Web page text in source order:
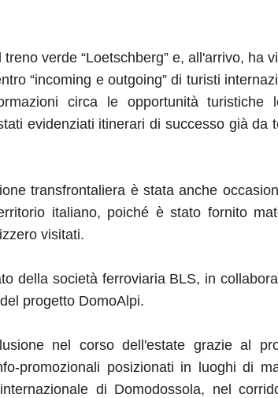
verde “Loetschberg” e, all'arrivo, ha
“incoming e outgoing” di turisti
circa le opportunità turistiche
evidenziati itinerari di successo già da
transfrontaliera è stata anche
italiano, poiché è stato fornito
visitati.
della società ferroviaria BLS, in
progetto DomoAlpi.
nel corso dell'estate grazie al
promozionali posizionati in luoghi di
di Domodossola, nel